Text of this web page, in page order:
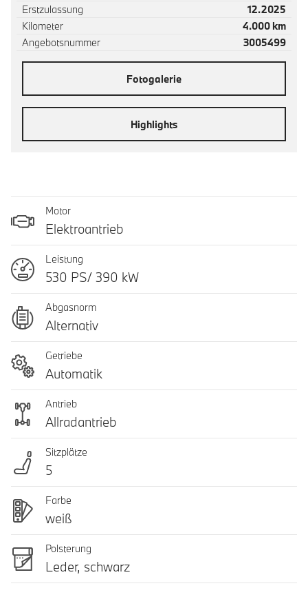
Erstzulassung
12.2025
Kilometer
4.000 km
Angebotsnummer
3005499
Fotogalerie
Highlights
Motor
Elektroantrieb
Leistung
530 PS/ 390 kW
Abgasnorm
Alternativ
Getriebe
Automatik
Antrieb
Allradantrieb
Sitzplätze
5
Farbe
weiß
Polsterung
Leder, schwarz